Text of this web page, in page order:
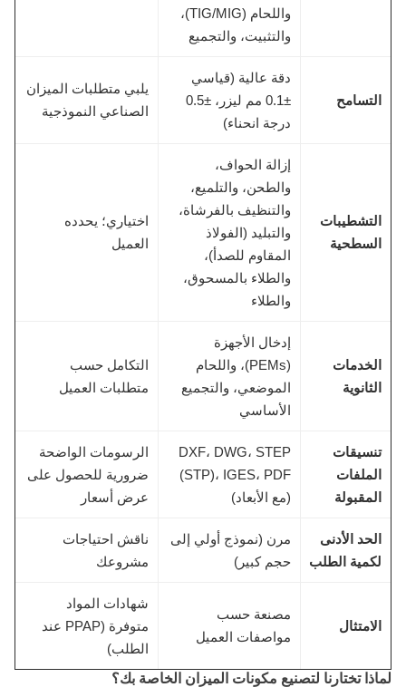
واللحام (TIG/MIG)،
والتثبيت، والتجميع
التسامح
دقة عالية (قياسي
±0.1 مم ليزر، ±0.5
درجة انحناء)
يلبي متطلبات الميزان
الصناعي النموذجية
التشطيبات
السطحية
إزالة الحواف،
والطحن، والتلميع،
والتنظيف بالفرشاة،
والتبليد (الفولاذ
المقاوم للصدأ)،
والطلاء بالمسحوق،
والطلاء
اختياري؛ يحدده
العميل
الخدمات
الثانوية
إدخال الأجهزة
(PEMs)، واللحام
الموضعي، والتجميع
الأساسي
التكامل حسب
متطلبات العميل
تنسيقات
الملفات
المقبولة
DXF، DWG، STEP
(STP)، IGES، PDF
(مع الأبعاد)
الرسومات الواضحة
ضرورية للحصول على
عرض أسعار
الحد الأدنى
لكمية الطلب
مرن (نموذج أولي إلى
حجم كبير)
ناقش احتياجات
مشروعك
الامتثال
مصنعة حسب
مواصفات العميل
شهادات المواد
متوفرة (PPAP عند
الطلب)
لماذا تختارنا لتصنيع مكونات الميزان الخاصة بك؟